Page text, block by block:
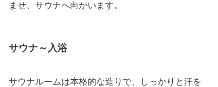
ませ、サウナへ向かいます。
サウナ～入浴
サウナルームは本格的な造りで、しっかりと汗を